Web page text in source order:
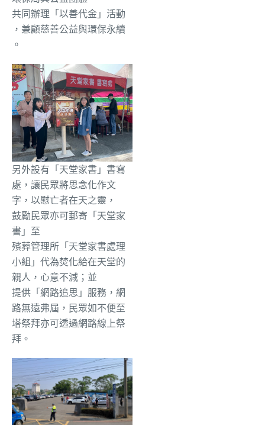
共同辦理「以善代金」活動
，兼顧慈善公益與環保永續
。
另外設有「天堂家書」書寫
處，讓民眾將思念化作文
字，以慰亡者在天之靈，
鼓勵民眾亦可郵寄「天堂家
書」至
殯葬管理所「天堂家書處理
小組」代為焚化給在天堂的
親人，心意不減；並
提供「網路追思」服務，網
路無遠弗屆，民眾如不便至
塔祭拜亦可透過網路線上祭
拜。